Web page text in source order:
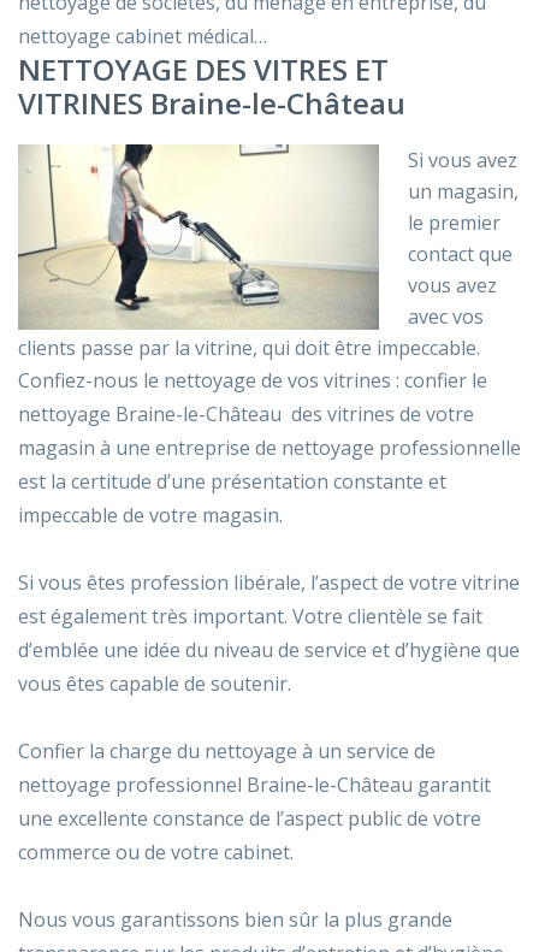
nettoyage cabinet médical…
NETTOYAGE DES VITRES ET
VITRINES Braine-le-Château
Si vous avez
un magasin,
le premier
contact que
vous avez
avec vos
clients passe par la vitrine, qui doit être impeccable.
Confiez-nous le nettoyage de vos vitrines : confier le
nettoyage Braine-le-Château des vitrines de votre
magasin à une entreprise de nettoyage professionnelle
est la certitude d’une présentation constante et
impeccable de votre magasin.
Si vous êtes profession libérale, l’aspect de votre vitrine
est également très important. Votre clientèle se fait
d’emblée une idée du niveau de service et d’hygiène que
vous êtes capable de soutenir.
Confier la charge du nettoyage à un service de
nettoyage professionnel Braine-le-Château garantit
une excellente constance de l’aspect public de votre
commerce ou de votre cabinet.
Nous vous garantissons bien sûr la plus grande